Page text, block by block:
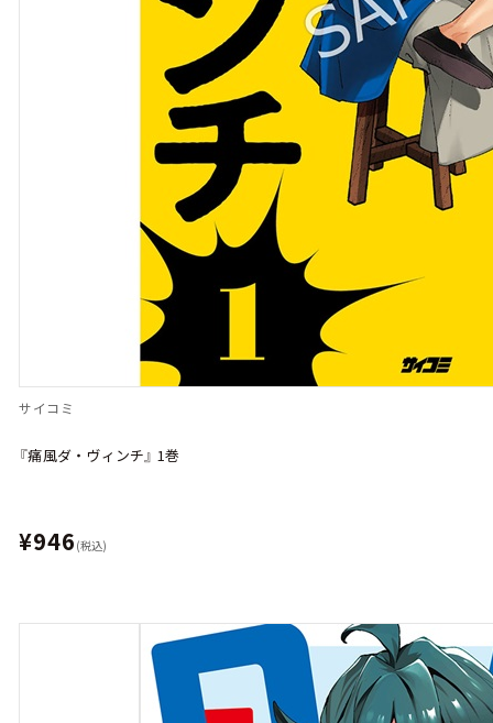
サイコミ
『痛風ダ・ヴィンチ』 1巻
¥946 (税込)